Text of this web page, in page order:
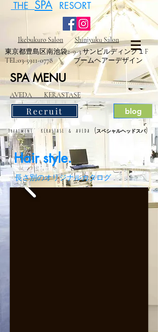
THE SPA RESORT
Ikebukuro Salon
Shinjyuku Salon
東京都豊島区南池袋2-9-3 サンビルディング１F
TEL:03-5911-0778 ブームヘアーデザイン
SPA MENU
AVEDA KERASTASE
Recruit blog
Treatment KERASTASE & AVEDA (スペシャルヘッドスパ)
Hair style.
長さ別のオリジナルカタログ